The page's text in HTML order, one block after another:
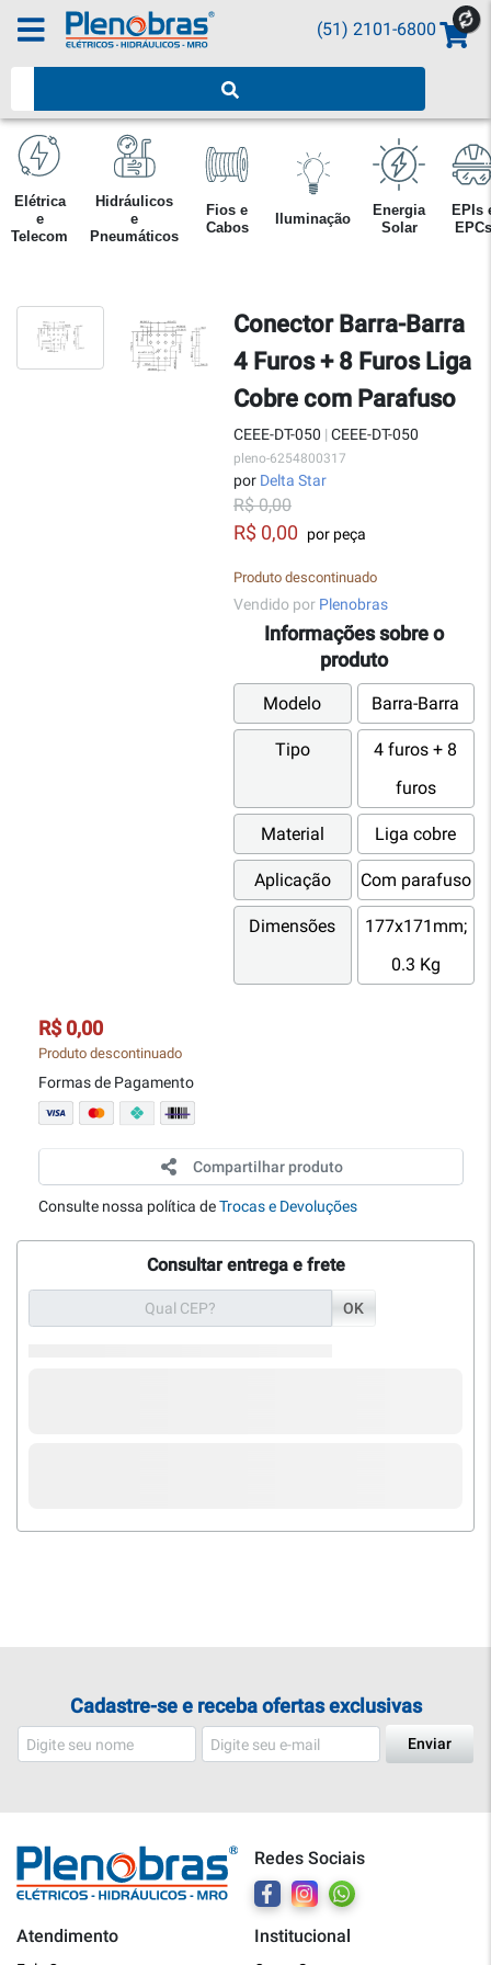
(51) 2101-6800
Elétrica
e
Telecom
Hidráulicos
e
Pneumáticos
Fios e
Cabos
Iluminação
Energia
Solar
EPIs
EPCs
Conector Barra-Barra
4 Furos + 8 Furos Liga
Cobre com Parafuso
CEEE-DT-050 | CEEE-DT-050
pleno-6254800317
por Delta Star
R$ 0,00
R$ 0,00 por peça
Produto descontinuado
Vendido por Plenobras
Informações sobre o
produto
Modelo Barra-Barra
Tipo
4 furos + 8
furos
Material Liga cobre
Aplicação Com parafuso
Dimensões
177x171mm;
0.3 Kg
R$ 0,00
Produto descontinuado
Formas de Pagamento
Compartilhar produto
Consulte nossa política deTrocas e Devoluções
Consultar entrega e frete
OK
Cadastre-se e receba ofertas exclusivas
Enviar
Redes Sociais
Atendimento Institucional